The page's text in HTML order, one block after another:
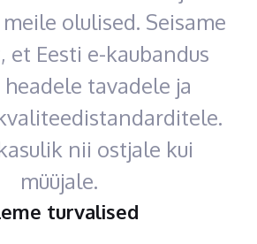
olulised. Seisame
et Eesti e-kaubandus
tavadele ja
nii ostjale kui
müüjale.
turvalised